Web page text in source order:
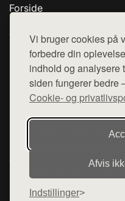
Vi bruger cookies på
forbedre din
indhold og analysere
siden fungerer bedre
Cookie- og
Afvis
Indstillinger
Forside
Top Rabatter
Blog
Kontakt
Denne side er en del af
hjemmesider med
diverse webshops. Der
henviser til de shops, som
varerne på lager.